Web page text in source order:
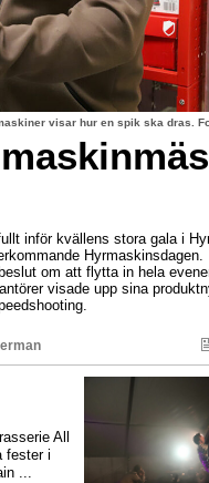
visar hur en spik ska dras.
inför kvällens stora gala i
om att flytta in hela
visade upp sina
All
fester i
...